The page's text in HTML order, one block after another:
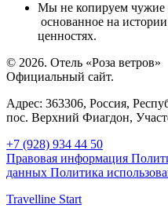
Мы не копируем чужие
основанное на
ценностях.
© 2026. Отель «Роза ветров»
Официальный сайт.
Адрес: 363306, Россия,
пос. Верхний Фиагдон,
+7 (928) 934 44 50
Правовая информация
данных Политика
Travelline Start